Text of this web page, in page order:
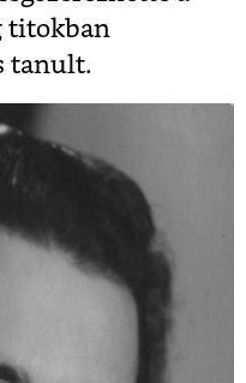
titokban
tanult.